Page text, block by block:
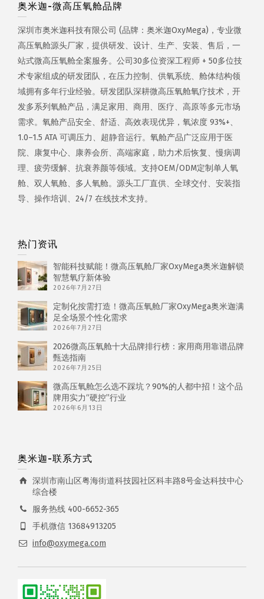
奥米迦-微高压氧舱品牌
深圳市奥米迦科技有限公司 (品牌：奥米迦OxyMega)，专业微
高压氧舱源头厂家，提供研发、设计、生产、安装、售后，一
站式微高压氧舱全案服务。公司30多位资深工程师 + 50多位技
术专家组成的研发团队，在压力控制、供氧系统、舱体结构领
域拥有多年行业经验。研发团队深耕微高压氧舱氧疗技术，开
发多系列氧舱产品，满足家用、商用、医疗、高原等多元市场
需求。氧舱产品安全、舒适、高效表现优异，氧浓度 93%+、
1.0–1.5 ATA 可调压力、超静音运行。氧舱产品广泛应用于医
院、康复中心、康养会所、高端家庭，助力术后恢复、慢病调
理、疲劳缓解、抗衰养颜等领域。支持OEM/ODM定制单人氧
舱、双人氧舱、多人氧舱。源头工厂直供、全球交付、安装指
导、操作培训、24/7 在线技术支持。
热门资讯
智能科技赋能！微高压氧舱厂家OxyMega奥米迦解锁
智慧氧疗新体验
2026年7月27日
定制化按需打造！微高压氧舱厂家OxyMega奥米迦满
足全场景个性化需求
2026年7月27日
2026微高压氧舱十大品牌排行榜：家用商用靠谱品牌
甄选指南
2026年7月25日
微高压氧舱怎么选不踩坑？90%的人都中招！这个品
牌用实力“硬控”行业
2026年6月13日
奥米迦-联系方式
深圳市南山区粤海街道科技园社区科丰路8号金达科技中心
综合楼
服务热线 400-6652-365
手机微信 13684913205
info@oxymega.com